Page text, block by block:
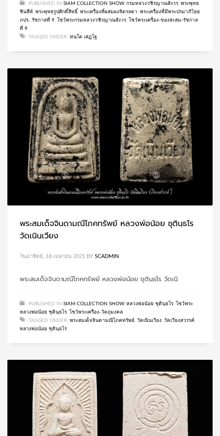
PUBLISHED IN SIAM COLLECTION SHOW, กรมหลวงวชิรญาณสังวร พระพุทธ
ชินสีห์ พระพุทธรูปศักดิ์สิทธิ์ พระเครื่องที่ผสมผงจิตรลดา พระเครื่องที่มีพระปรมาภิไธย
ภปร.
รัชกาลที่ 9 โชว์พระกรมหลวงวชิรญาณสังวร
โชว์พระเครื่อง-ของสะสม-รัชกาล
ที่ 9
TAGGED UNDER: ทนฺโต เสฏโฐ
พระสมเด็จจินดามณีโภคทรัพย์ หลวงพ่อน้อย ชุตินฺธโร
วัดเนินเวียง
วันอาทิตย์, 18 เมษายน 2021 BY SCADMIN
พระสมเด็จจินดามณีโภคทรัพย์ หลวงพ่อน้อย ชุตินฺธโร วัดเนิ
PUBLISHED IN SIAM COLLECTION SHOW, หลวงพ่อน้อย ชุตินฺธโร
โชว์พระ
หลวงพ่อน้อย ชุตินฺธโร
โชว์พระเครื่อง-วัตถุมงคล
TAGGED UNDER: พระสมเด็จจินดามณีโภคทรัพย์ วัดเนินเวียง วัดเวียงสวรรค์
หลวงพ่อน้อย ชุตินฺธโร